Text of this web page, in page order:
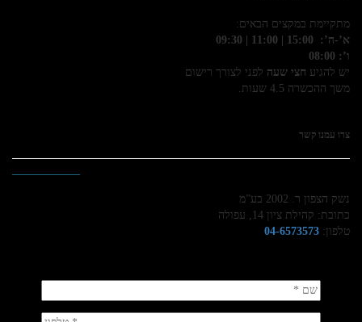
מתקיימת במקצים הבאים:
א’-ה’: 15:00 | 11:00 | 09:30
ו’: 08:00
יש להגיע חצי שעה לפני לצורך רישום
משך ההכשרה 4.5 שעות.
צרו עמנו קשר
נשק הצפון ר. 2002 בע”מ
כתובת: קהילת ציון 14, עפולה
טלפון: 04-6573573